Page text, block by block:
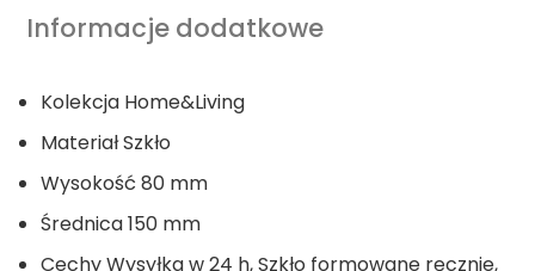
Informacje dodatkowe
Kolekcja Home&Living
MateriałSzkło
Wysokość 80 mm
Średnica150 mm
CechyWysyłka w 24 h, Szkło formowane ręcznie,